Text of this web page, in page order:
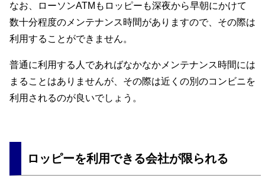
なお、ローソンATMもロッピーも深夜から早朝にかけて
数十分程度のメンテナンス時間がありますので、その際は
利用することができません。
普通に利用する人であればなかなかメンテナンス時間には
まることはありませんが、その際は近くの別のコンビニを
利用されるのが良いでしょう。
ロッピーを利用できる会社が限られる